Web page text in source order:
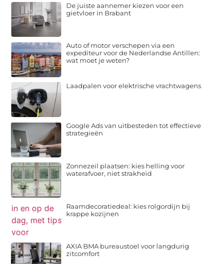
De juiste aannemer kiezen voor een
gietvloer in Brabant
Auto of motor verschepen via een
expediteur voor de Nederlandse Antillen:
wat moet je weten?
Laadpalen voor elektrische vrachtwagens
Google Ads van uitbesteden tot effectieve
strategieën
Zonnezeil plaatsen: kies helling voor
waterafvoer, niet strakheid
Raamdecoratiedeal: kies rolgordijn bij
krappe kozijnen
AXIA BMA bureaustoel voor langdurig
zitcomfort